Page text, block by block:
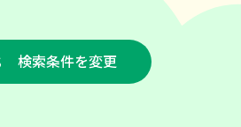
検索条件を変更